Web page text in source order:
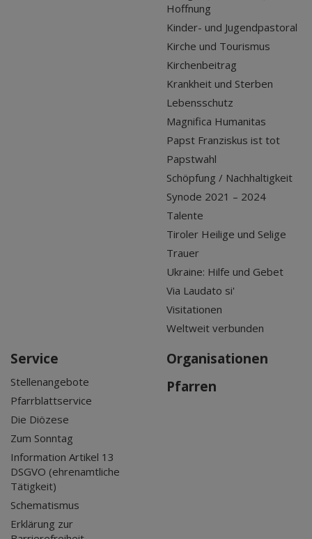
Hoffnung
Kinder- und Jugendpastoral
Kirche und Tourismus
Kirchenbeitrag
Krankheit und Sterben
Lebensschutz
Magnifica Humanitas
Papst Franziskus ist tot
Papstwahl
Schöpfung / Nachhaltigkeit
Synode 2021 – 2024
Talente
Tiroler Heilige und Selige
Trauer
Ukraine: Hilfe und Gebet
Via Laudato si'
Visitationen
Weltweit verbunden
Service
Stellenangebote
Pfarrblattservice
Die Diözese
Zum Sonntag
Information Artikel 13
DSGVO (ehrenamtliche
Tätigkeit)
Schematismus
Erklärung zur
Organisationen
Pfarren